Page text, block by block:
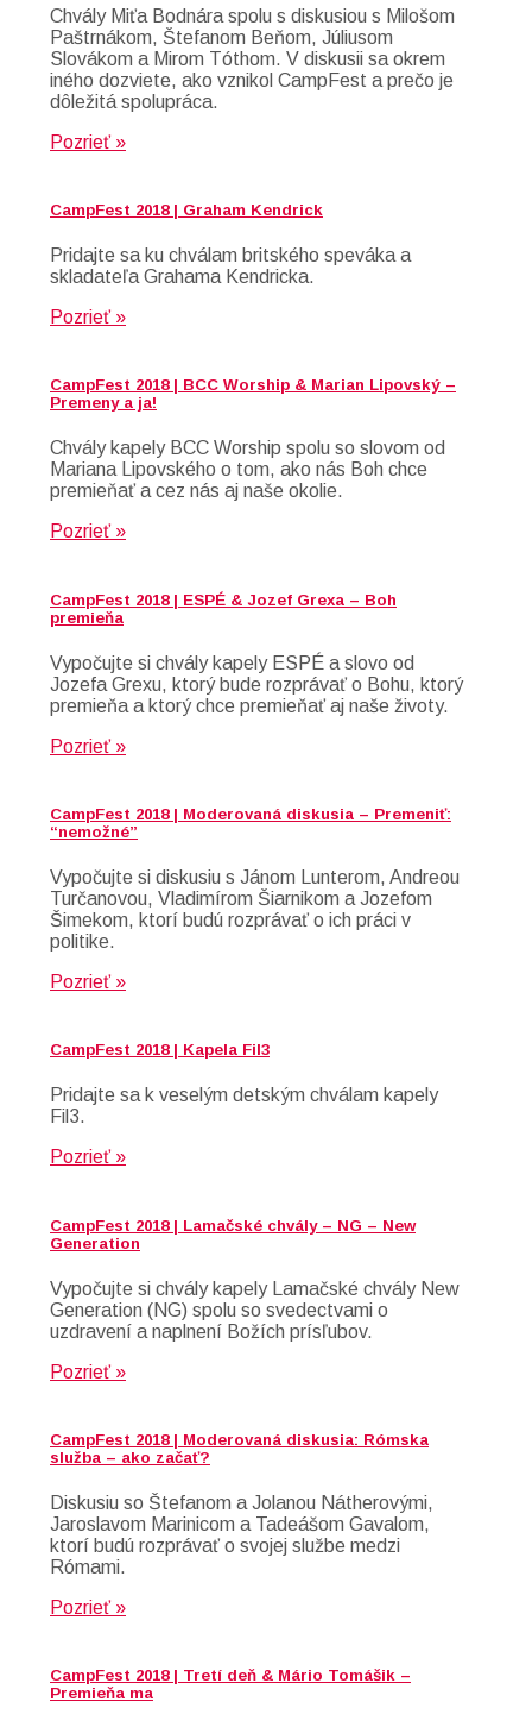
Chvály Miťa Bodnára spolu s diskusiou s Milošom
Paštrnákom, Štefanom Beňom, Júliusom
Slovákom a Mirom Tóthom. V diskusii sa okrem
iného dozviete, ako vznikol CampFest a prečo je
dôležitá spolupráca.
Pozrieť »
CampFest 2018 | Graham Kendrick
Pridajte sa ku chválam britského speváka a
skladateľa Grahama Kendricka.
Pozrieť »
CampFest 2018 | BCC Worship & Marian Lipovský –
Premeny a ja!
Chvály kapely BCC Worship spolu so slovom od
Mariana Lipovského o tom, ako nás Boh chce
premieňať a cez nás aj naše okolie.
Pozrieť »
CampFest 2018 | ESPÉ & Jozef Grexa – Boh
premieňa
Vypočujte si chvály kapely ESPÉ a slovo od
Jozefa Grexu, ktorý bude rozprávať o Bohu, ktorý
premieňa a ktorý chce premieňať aj naše životy.
Pozrieť »
CampFest 2018 | Moderovaná diskusia – Premeniť:
“nemožné”
Vypočujte si diskusiu s Jánom Lunterom, Andreou
Turčanovou, Vladimírom Šiarnikom a Jozefom
Šimekom, ktorí budú rozprávať o ich práci v
politike.
Pozrieť »
CampFest 2018 | Kapela Fil3
Pridajte sa k veselým detským chválam kapely
Fil3.
Pozrieť »
CampFest 2018 | Lamačské chvály – NG – New
Generation
Vypočujte si chvály kapely Lamačské chvály New
Generation (NG) spolu so svedectvami o
uzdravení a naplnení Božích prísľubov.
Pozrieť »
CampFest 2018 | Moderovaná diskusia: Rómska
služba – ako začať?
Diskusiu so Štefanom a Jolanou Nátherovými,
Jaroslavom Marinicom a Tadeášom Gavalom,
ktorí budú rozprávať o svojej službe medzi
Rómami.
Pozrieť »
CampFest 2018 | Tretí deň & Mário Tomášik –
Premieňa ma